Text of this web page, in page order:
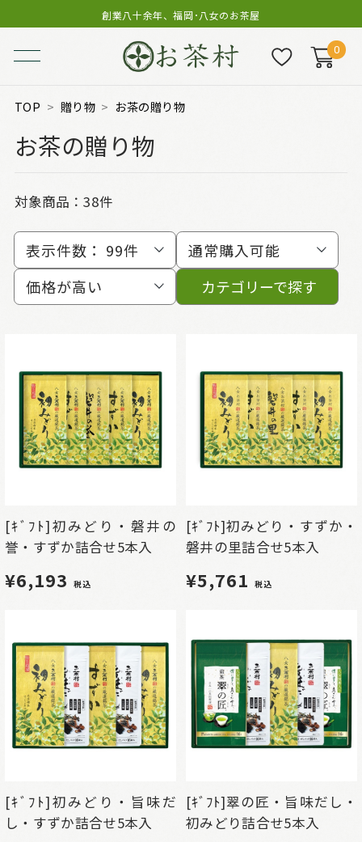
創業八十余年、福岡･八女のお茶屋
0
TOP 贈り物 お茶の贈り物
お茶の贈り物
対象商品： 38件
表示件数： 99件
通常購入可能
価格が高い
カテゴリーで探す
[ｷﾞﾌﾄ]初みどり・磐井の
誉・すずか詰合せ5本入
¥6,193 税込
[ｷﾞﾌﾄ]初みどり・すずか・
磐井の里詰合せ5本入
¥5,761 税込
[ｷﾞﾌﾄ]初みどり・旨味だ
し・すずか詰合せ5本入
[ｷﾞﾌﾄ]翠の匠・旨味だし・
初みどり詰合せ5本入